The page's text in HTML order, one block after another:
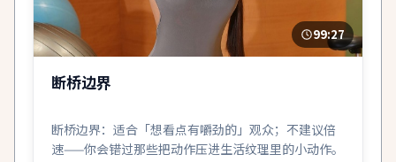
99:27
断桥边界
断桥边界：适合「想看点有嚼劲的」观众；不建议倍
速——你会错过那些把动作压进生活纹理里的小动作。